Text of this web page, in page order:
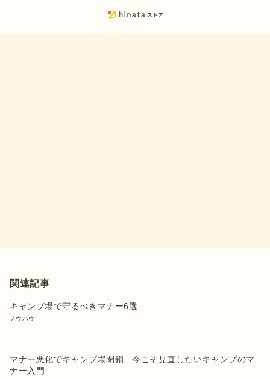
関連記事
キャンプ場で守るべきマナー6選
ノウハウ
マナー悪化でキャンプ場閉鎖...今こそ見直したいキャンプのマ
ナー入門